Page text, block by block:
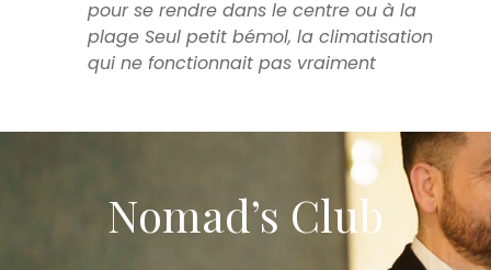
pour se rendre dans le centre ou à la
plage Seul petit bémol, la climatisation
qui ne fonctionnait pas vraiment
Nomad’s Club